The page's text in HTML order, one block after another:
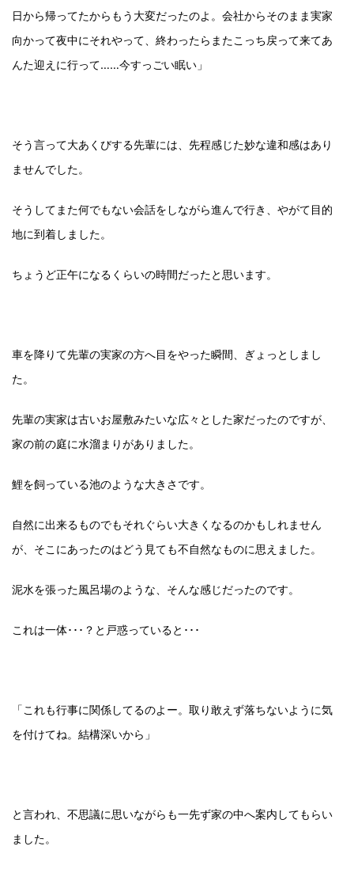
日から帰ってたからもう大変だったのよ。会社からそのまま実家
向かって夜中にそれやって、終わったらまたこっち戻って来てあ
んた迎えに行って……今すっごい眠い」
そう言って大あくびする先輩には、先程感じた妙な違和感はあり
ませんでした。
そうしてまた何でもない会話をしながら進んで行き、やがて目的
地に到着しました。
ちょうど正午になるくらいの時間だったと思います。
車を降りて先輩の実家の方へ目をやった瞬間、ぎょっとしまし
た。
先輩の実家は古いお屋敷みたいな広々とした家だったのですが、
家の前の庭に水溜まりがありました。
鯉を飼っている池のような大きさです。
自然に出来るものでもそれぐらい大きくなるのかもしれません
が、そこにあったのはどう見ても不自然なものに思えました。
泥水を張った風呂場のような、そんな感じだったのです。
これは一体･･･？と戸惑っていると･･･
「これも行事に関係してるのよー。取り敢えず落ちないように気
を付けてね。結構深いから」
と言われ、不思議に思いながらも一先ず家の中へ案内してもらい
ました。